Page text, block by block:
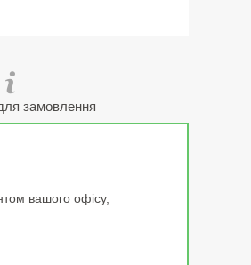
замовлення
вашого офісу,